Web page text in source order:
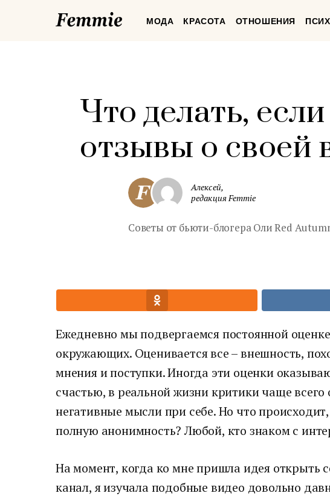
FemmieМОДА КРАСОТА ОТНОШЕНИЯ
Что делать,
отзывы о своей
Алексей,
редакция Femmie
Советы от бьюти-блогера Оли Red
Ежедневно мы подвергаемся постоянной
окружающих. Оценивается все – внешность,
мнения и поступки. Иногда эти оценки
счастью, в реальной жизни критики чаще всего
негативные мысли при себе. Но что
полную анонимность? Любой, кто знаком с
На момент, когда ко мне пришла идея открыть
канал, я изучала подобные видео довольно